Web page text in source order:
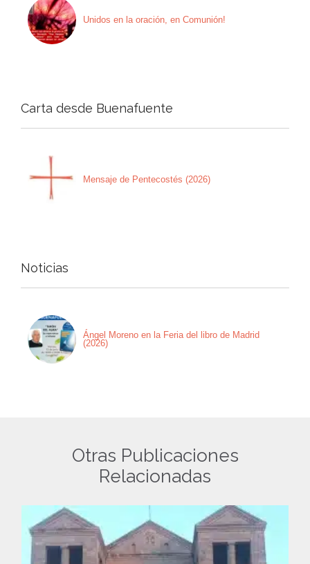
Unidos en la oración, en Comunión!
Carta desde Buenafuente
Mensaje de Pentecostés (2026)
Noticias
Ángel Moreno en la Feria del libro de Madrid
(2026)
Otras Publicaciones
Relacionadas